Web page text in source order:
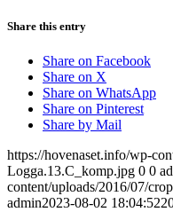
Share this entry
Share on Facebook
Share on X
Share on WhatsApp
Share on Pinterest
Share by Mail
https://hovenaset.info/wp-
Logga.13.C_komp.jpg 0 0
content/uploads/2016/07/
admin2023-08-02 18:04:52